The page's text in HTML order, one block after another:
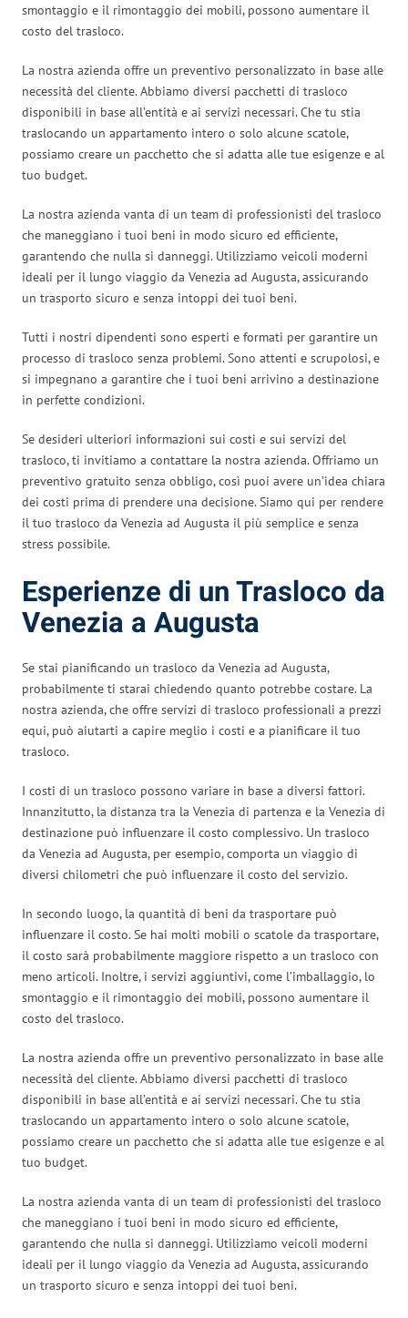
smontaggio e il rimontaggio dei mobili, possono aumentare il
costo del trasloco.
La nostra azienda offre un preventivo personalizzato in base alle
necessità del cliente. Abbiamo diversi pacchetti di trasloco
disponibili in base all’entità e ai servizi necessari. Che tu stia
traslocando un appartamento intero o solo alcune scatole,
possiamo creare un pacchetto che si adatta alle tue esigenze e al
tuo budget.
La nostra azienda vanta di un team di professionisti del trasloco
che maneggiano i tuoi beni in modo sicuro ed efficiente,
garantendo che nulla si danneggi. Utilizziamo veicoli moderni
ideali per il lungo viaggio da Venezia ad Augusta, assicurando
un trasporto sicuro e senza intoppi dei tuoi beni.
Tutti i nostri dipendenti sono esperti e formati per garantire un
processo di trasloco senza problemi. Sono attenti e scrupolosi, e
si impegnano a garantire che i tuoi beni arrivino a destinazione
in perfette condizioni.
Se desideri ulteriori informazioni sui costi e sui servizi del
trasloco, ti invitiamo a contattare la nostra azienda. Offriamo un
preventivo gratuito senza obbligo, così puoi avere un’idea chiara
dei costi prima di prendere una decisione. Siamo qui per rendere
il tuo trasloco da Venezia ad Augusta il più semplice e senza
stress possibile.
Esperienze di un Trasloco da
Venezia a Augusta
Se stai pianificando un trasloco da Venezia ad Augusta,
probabilmente ti starai chiedendo quanto potrebbe costare. La
nostra azienda, che offre servizi di trasloco professionali a prezzi
equi, può aiutarti a capire meglio i costi e a pianificare il tuo
trasloco.
I costi di un trasloco possono variare in base a diversi fattori.
Innanzitutto, la distanza tra la Venezia di partenza e la Venezia di
destinazione può influenzare il costo complessivo. Un trasloco
da Venezia ad Augusta, per esempio, comporta un viaggio di
diversi chilometri che può influenzare il costo del servizio.
In secondo luogo, la quantità di beni da trasportare può
influenzare il costo. Se hai molti mobili o scatole da trasportare,
il costo sarà probabilmente maggiore rispetto a un trasloco con
meno articoli. Inoltre, i servizi aggiuntivi, come l’imballaggio, lo
smontaggio e il rimontaggio dei mobili, possono aumentare il
costo del trasloco.
La nostra azienda offre un preventivo personalizzato in base alle
necessità del cliente. Abbiamo diversi pacchetti di trasloco
disponibili in base all’entità e ai servizi necessari. Che tu stia
traslocando un appartamento intero o solo alcune scatole,
possiamo creare un pacchetto che si adatta alle tue esigenze e al
tuo budget.
La nostra azienda vanta di un team di professionisti del trasloco
che maneggiano i tuoi beni in modo sicuro ed efficiente,
garantendo che nulla si danneggi. Utilizziamo veicoli moderni
ideali per il lungo viaggio da Venezia ad Augusta, assicurando
un trasporto sicuro e senza intoppi dei tuoi beni.